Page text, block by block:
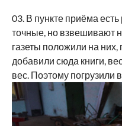
03. В пункте приёма
точные, но взвешивают
газеты положили на них,
добавили сюда книги,
вес. Поэтому погрузили